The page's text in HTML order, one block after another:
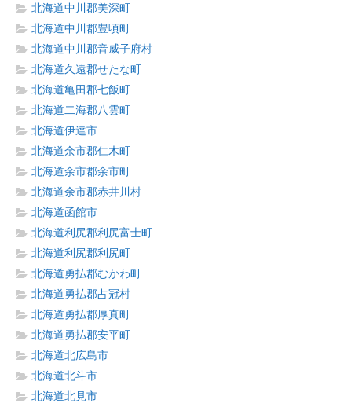
北海道中川郡美深町
北海道中川郡豊頃町
北海道中川郡音威子府村
北海道久遠郡せたな町
北海道亀田郡七飯町
北海道二海郡八雲町
北海道伊達市
北海道余市郡仁木町
北海道余市郡余市町
北海道余市郡赤井川村
北海道函館市
北海道利尻郡利尻富士町
北海道利尻郡利尻町
北海道勇払郡むかわ町
北海道勇払郡占冠村
北海道勇払郡厚真町
北海道勇払郡安平町
北海道北広島市
北海道北斗市
北海道北見市